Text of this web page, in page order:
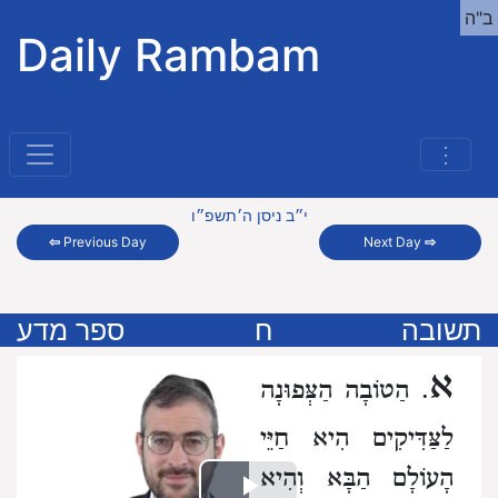
Daily Rambam
⋮
ב"ה
⇦ Previous Day
י״ב ניסן ה׳תשפ״ו
Next Day⇨
תשובה ח ספר מדע
א. הַטוֹבָה הַצְּפוּנָה
לַצַּדִּיקִים הִיא חַיֵּי
הָעוֹלָם הַבָּא וְהִיא